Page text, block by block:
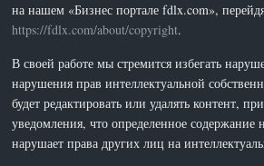
на нашем «Бизнес портале fdlx.com»,
https://fdlx.com/about/copyright.
В своей работе мы стремится избегать
нарушения прав интеллектуальной
будет редактировать или удалять контент,
уведомления, что определенное содержание
нарушает права других лиц на